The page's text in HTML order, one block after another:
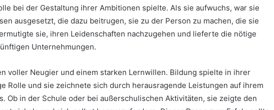
bei der Gestaltung ihrer Ambitionen spielte. Als sie aufwuchs, war sie
ausgesetzt, die dazu beitrugen, sie zu der Person zu machen, die sie
sie, ihren Leidenschaften nachzugehen und lieferte die nötige
Unternehmungen.
voller Neugier und einem starken Lernwillen. Bildung spielte in ihrer
Rolle und sie zeichnete sich durch herausragende Leistungen auf ihrem
Ob in der Schule oder bei außerschulischen Aktivitäten, sie zeigte den